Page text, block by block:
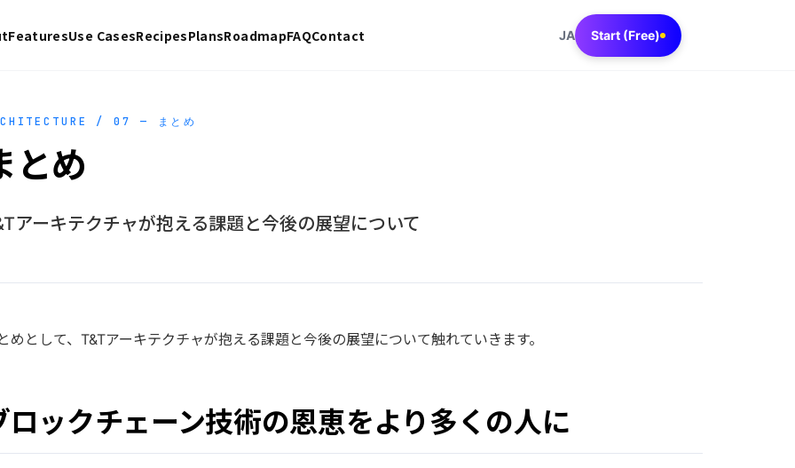
FeaturesUse CasesRecipesPlansRoadmapFAQContact JA Start (Free)
/ 07 — まとめ
とめ
アーキテクチャが抱える課題と今後の展望について
めとして、T&Tアーキテクチャが抱える課題と今後の展望について触れていきます。
ロックチェーン技術の恩恵をより多くの人に